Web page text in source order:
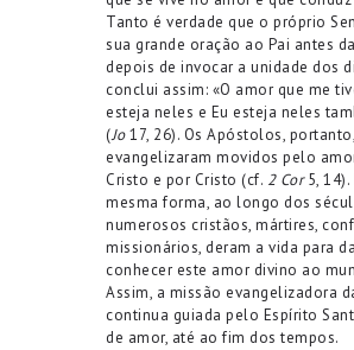
Tanto é verdade que o próprio
sua grande oração ao Pai antes
depois de invocar a unidade dos
conclui assim: «O amor que me
esteja neles e Eu esteja neles
(Jo17, 26). Os Apóstolos, portanto,
evangelizaram movidos pelo
Cristo e por Cristo (cf. 2 Cor5, 14).
mesma forma, ao longo dos
numerosos cristãos, mártires,
missionários, deram a vida para
conhecer este amor divino ao
Assim, a missão evangelizadora
continua guiada pelo Espírito
de amor, até ao fim dos tempos.